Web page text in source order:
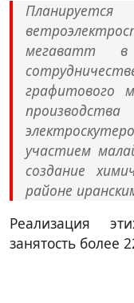
мегаватт в
графитового
участием
создание
районе
Реализация
занятость более